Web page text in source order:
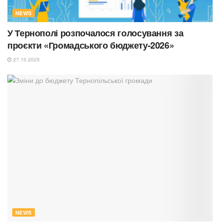
NEWS
У Тернополі розпочалося голосування за
проєкти «Громадського бюджету-2026»
27.10.2025
NEWS